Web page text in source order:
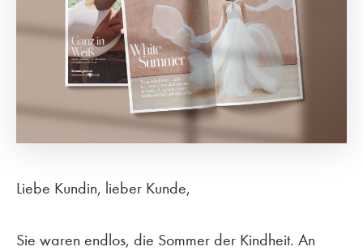
Liebe Kundin, lieber Kunde,
Sie waren endlos, die Sommer der Kindheit. An